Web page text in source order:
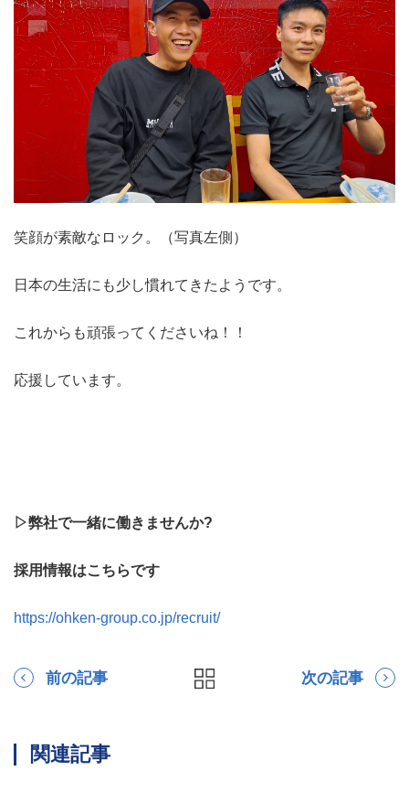
笑顔が素敵なロック。（写真左側）
日本の生活にも少し慣れてきたようです。
これからも頑張ってくださいね！！
応援しています。
▷弊社で一緒に働きませんか?
採用情報はこちらです
https://ohken-group.co.jp/recruit/
前の記事 次の記事
関連記事